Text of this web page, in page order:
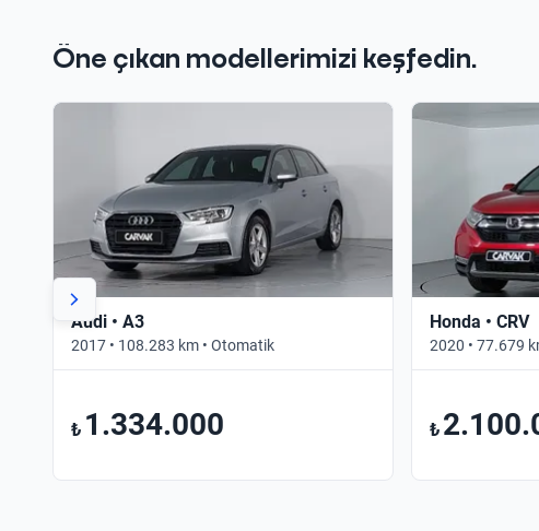
Öne çıkan modellerimizi keşfedin.
Audi • A3
2017 • 108.283 km • Otomatik
₺ 1.334.000
Honda • CRV
2020 • 77.679
₺